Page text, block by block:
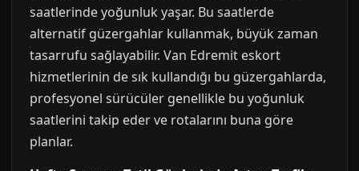
saatlerinde yoğunluk yaşar. Bu saatlerde
alternatif güzergahlar kullanmak, büyük zaman
tasarrufu sağlayabilir. Van Edremit eskort
hizmetlerinin de sık kullandığı bu güzergahlarda,
profesyonel sürücüler genellikle bu yoğunluk
saatlerini takip eder ve rotalarını buna göre
planlar.